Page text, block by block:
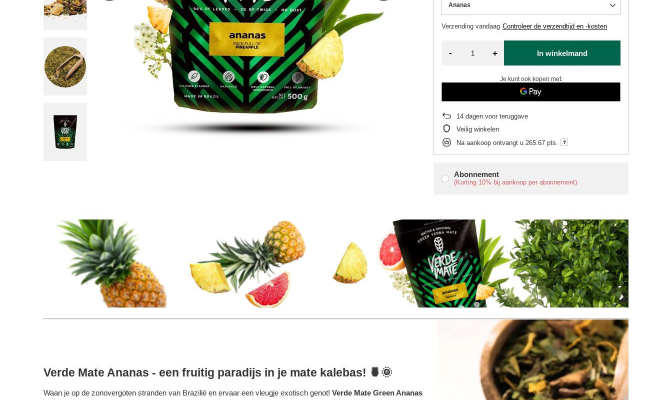
Abonnement
(Korting 10% bij aankoop per abonnement)
Ananas
Verzendingvandaag Controleer de verzendtijd en -kosten
- + In winkelmand
Je kunt ook kopen met:
14 dagen voor teruggave
Veilig winkelen
Na aankoop ontvangt u 265.67 pts.
Verde Mate Ananas - een fruitig paradijs in je mate kalebas! 🍍🌞
Waan je op de zonovergoten stranden van Brazilië en ervaar een vleugje exotisch genot! Verde Mate Green Ananas